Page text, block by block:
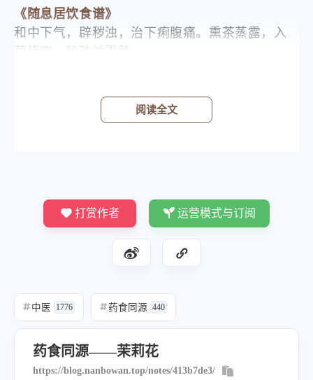
《随息居饮食谱》
和中下气，辟秽浊，治下痢腹痛。熏茶蒸露，入
阅读全文
打赏作者 运营模式与订阅
#中医 1776 #药食同源 440
药食同源——茉莉花
https://blog.nanbowan.top/notes/413b7de3/